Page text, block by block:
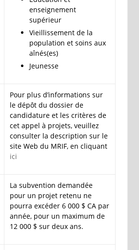
enseignement
supérieur
Vieillissement de la
population et soins aux
aînés(es)
Jeunesse
Pour plus d’informations sur
le dépôt du dossier de
candidature et les critères de
cet appel à projets, veuillez
consulter la description sur le
site Web du MRIF, en cliquant
ici
La subvention demandée
pour un projet retenu ne
pourra excéder 6 000 $ CA par
année, pour un maximum de
12 000 $ sur deux ans.